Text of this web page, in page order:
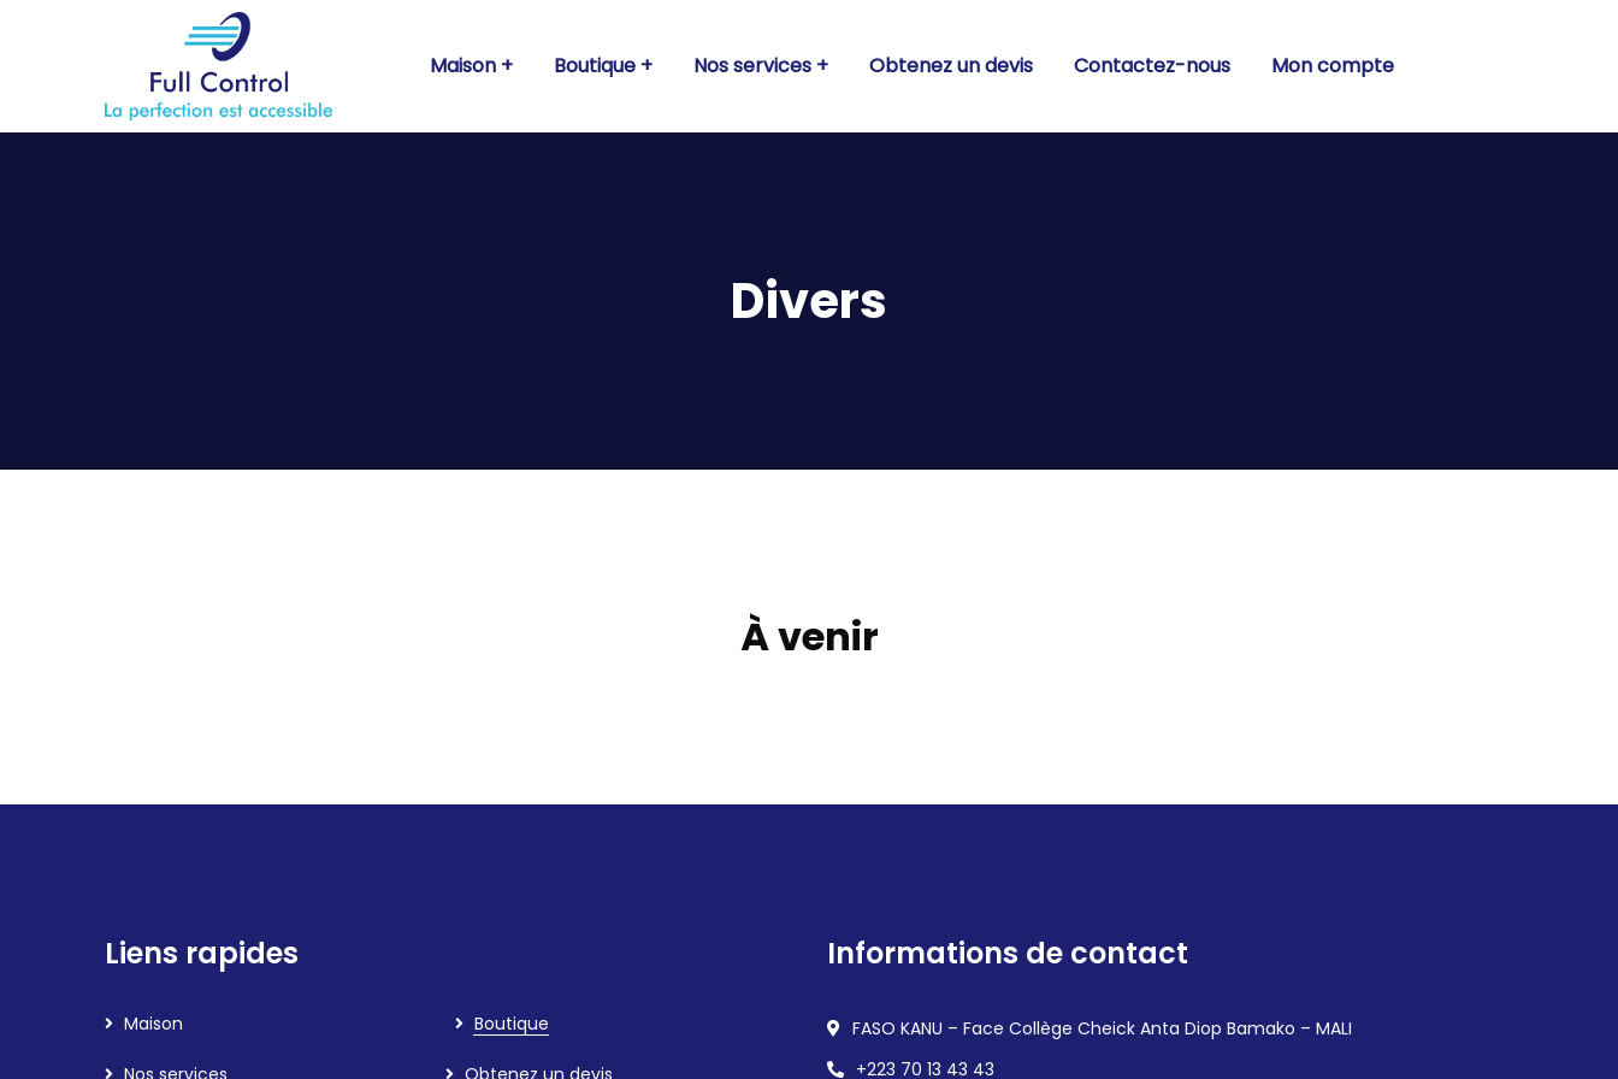
Maison Boutique Nos services Obtenez un devis Contactez-nous Mon compte
Divers
À venir
Liens rapides
Maison Boutique
Nos services Obtenez un devis
Informations de contact
FASO KANU – Face Collège Cheick Anta Diop Bamako – MALI
+223 70 13 43 43